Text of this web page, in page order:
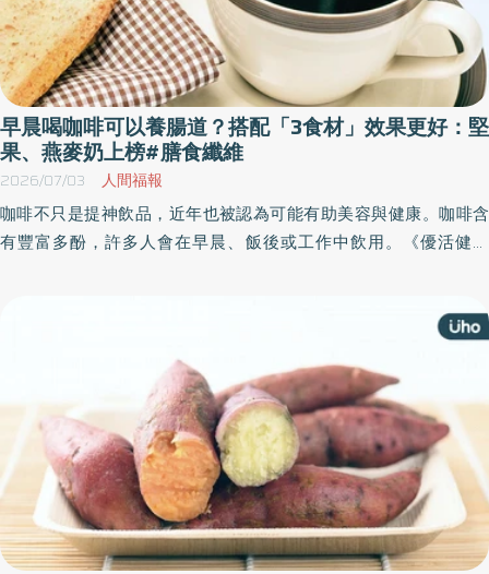
早晨喝咖啡可以養腸道？搭配「3食材」效果更好：堅
果、燕麥奶上榜#膳食纖維
2026/07/03 人間福報
咖啡不只是提神飲品，近年也被認為可能有助美容與健康。咖啡含
有豐富多酚，許多人會在早晨、飯後或工作中飲用。《優活健康